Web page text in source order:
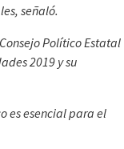
señaló.
Político Estatal
2019 y su
es esencial para el